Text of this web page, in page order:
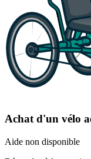
Achat d'un vélo
Aide non disponible